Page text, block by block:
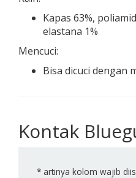
Kapas 63%,
elastana 1%
Mencuci:
Bisa dicuci dengan
Kontak
* artinya kolom wajib